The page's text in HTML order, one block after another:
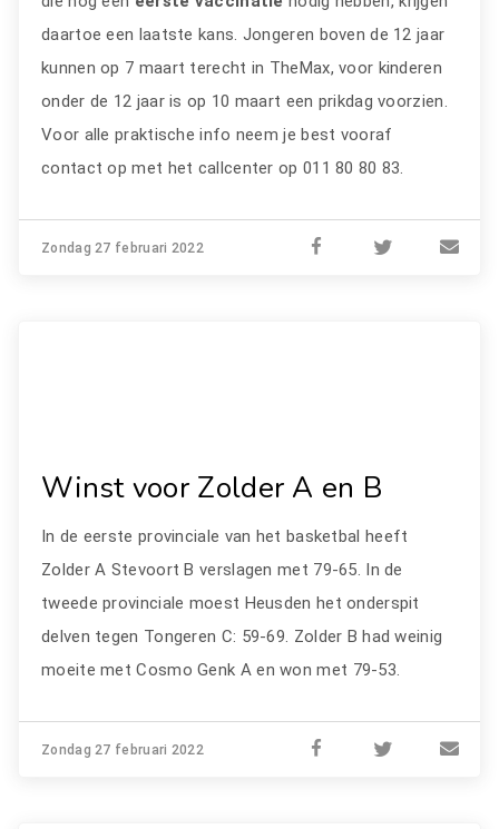
daartoe een laatste kans. Jongeren boven de 12 jaar
kunnen op 7 maart terecht in TheMax, voor kinderen
onder de 12 jaar is op 10 maart een prikdag voorzien.
Voor alle praktische info neem je best vooraf
contact op met het callcenter op 011 80 80 83.
Zondag 27 februari 2022
Winst voor Zolder A en B
In de eerste provinciale van het basketbal heeft
Zolder A Stevoort B verslagen met 79-65. In de
tweede provinciale moest Heusden het onderspit
delven tegen Tongeren C: 59-69. Zolder B had weinig
moeite met Cosmo Genk A en won met 79-53.
Zondag 27 februari 2022